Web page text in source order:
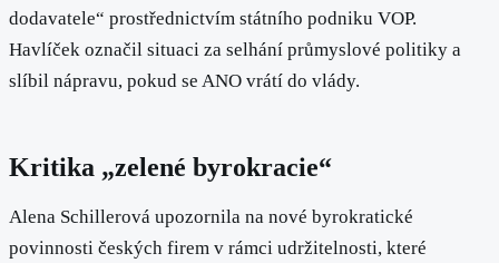
dodavatele“ prostřednictvím státního podniku VOP.
Havlíček označil situaci za selhání průmyslové politiky a
slíbil nápravu, pokud se ANO vrátí do vlády.
Kritika „zelené byrokracie“
Alena Schillerová upozornila na nové byrokratické
povinnosti českých firem v rámci udržitelnosti, které